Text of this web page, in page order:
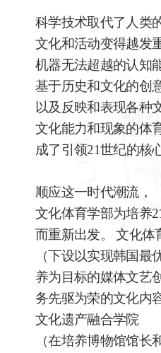
科学技术取代了人类
文化和活动变得越发
机器无法超越的认知
基于历史和文化的创
以及反映和表现各种
文化能力和现象的体
成了引领21世纪的核
顺应这一时代潮流，
文化体育学部为培养
而重新出发。 文化体
（下设以实现韩国最
养为目标的媒体文艺
务先驱为荣的文化内
文化遗产融合学院
（在培养博物馆馆长